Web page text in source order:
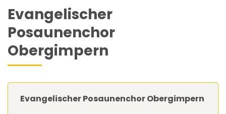
Evangelischer
Posaunenchor
Obergimpern
Evangelischer Posaunenchor Obergimpern